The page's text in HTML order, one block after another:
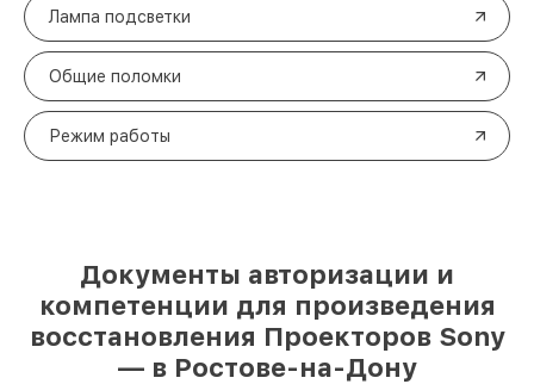
Лампа подсветки
Общие поломки
Режим работы
Документы авторизации и
компетенции для произведения
восстановления Проекторов Sony
— в Ростове-на-Дону